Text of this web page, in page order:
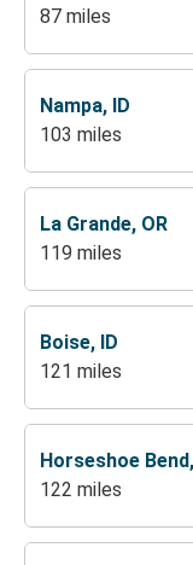
87 miles
Nampa, ID
103 miles
La Grande, OR
119 miles
Boise, ID
121 miles
Horseshoe
122 miles